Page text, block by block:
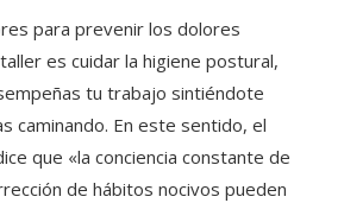
para prevenir los dolores
es cuidar la higiene postural,
tu trabajo sintiéndote
caminando. En este sentido, el
que «la conciencia constante de
de hábitos nocivos pueden